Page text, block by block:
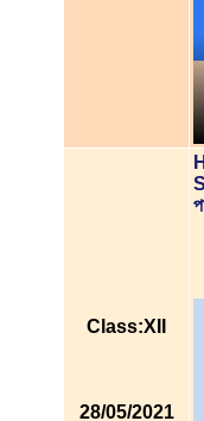
Class:XII
28/05/2021